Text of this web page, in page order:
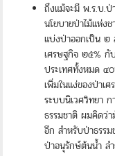
ถึงแม้จะมี พ.ร.บ.ป่
นโยบายป่าไม้แห่ง
แบ่งป่าออกเป็น ๒
เศรษฐกิจ ๒๕% กั
ประเทศทั้งหมด ๔
เพิ่มในแง่ของป่าเ
ระบบนิเวศวิทยา ก
ธรรมชาติ ผมคิดว่า
อีก สำหรับป่าธรร
ป่าอนุรักษ์ต้นน้ำ ล